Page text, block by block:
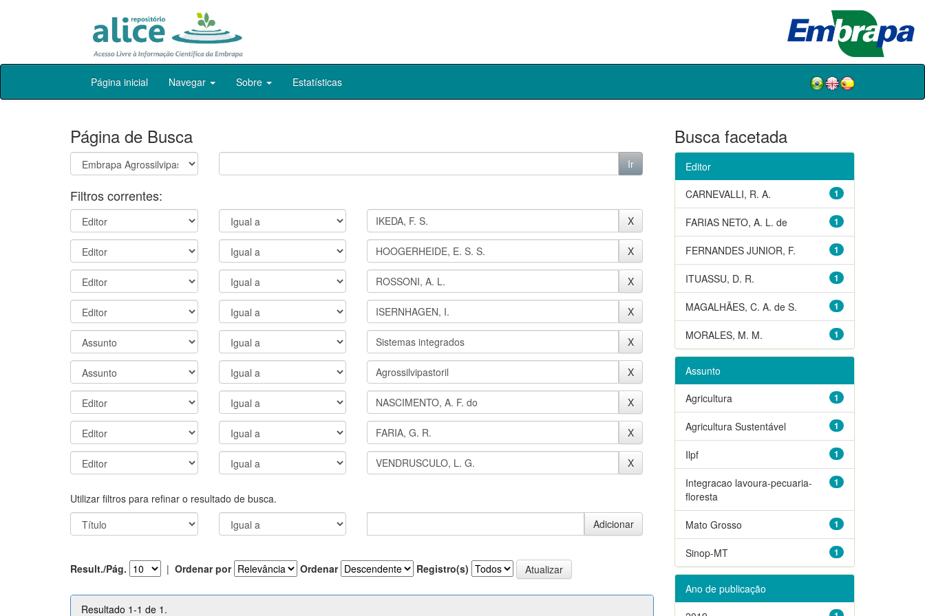
Skip
Página inicial Navegar Sobre Estatísticas
Página de Busca
Filtros correntes:
Utilizar filtros para refinar o resultado de busca.
Result./Pág. | Ordenar por Ordenar Registro(s)
Resultado 1-1 de 1.
Busca facetada
Editor
1
CARNEVALLI, R. A.
1
FARIAS NETO, A. L. de
1
FERNANDES JUNIOR, F.
1
ITUASSU, D. R.
1
MAGALHÃES, C. A. de S.
1
MORALES, M. M.
Assunto
1
Agricultura
1
Agricultura Sustentável
1
Ilpf
1
Integracao lavoura-pecuaria-
floresta
1
Mato Grosso
1
Sinop-MT
Ano de publicação